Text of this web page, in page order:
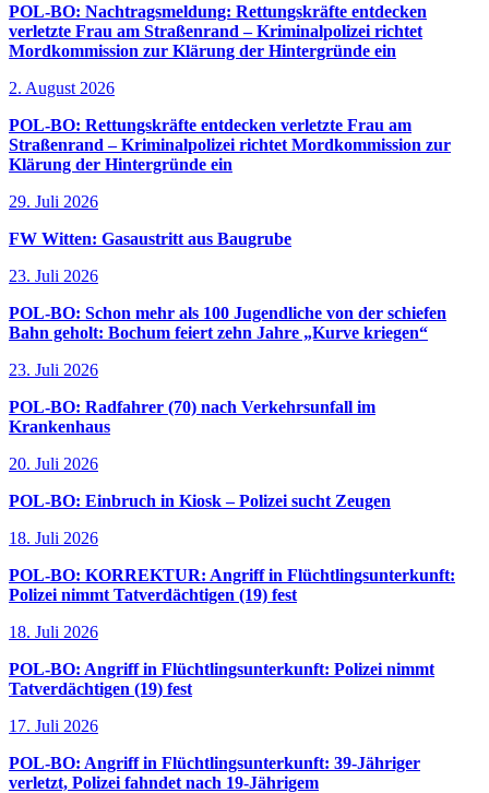
POL-BO: Nachtragsmeldung: Rettungskräfte entdecken
verletzte Frau am Straßenrand – Kriminalpolizei richtet
Mordkommission zur Klärung der Hintergründe ein
2. August 2026
POL-BO: Rettungskräfte entdecken verletzte Frau am
Straßenrand – Kriminalpolizei richtet Mordkommission zur
Klärung der Hintergründe ein
29. Juli 2026
FW Witten: Gasaustritt aus Baugrube
23. Juli 2026
POL-BO: Schon mehr als 100 Jugendliche von der schiefen
Bahn geholt: Bochum feiert zehn Jahre „Kurve kriegen“
23. Juli 2026
POL-BO: Radfahrer (70) nach Verkehrsunfall im
Krankenhaus
20. Juli 2026
POL-BO: Einbruch in Kiosk – Polizei sucht Zeugen
18. Juli 2026
POL-BO: KORREKTUR: Angriff in Flüchtlingsunterkunft:
Polizei nimmt Tatverdächtigen (19) fest
18. Juli 2026
POL-BO: Angriff in Flüchtlingsunterkunft: Polizei nimmt
Tatverdächtigen (19) fest
17. Juli 2026
POL-BO: Angriff in Flüchtlingsunterkunft: 39-Jähriger
verletzt, Polizei fahndet nach 19-Jährigem